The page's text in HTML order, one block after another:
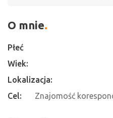
O mnie
Płeć
Wiek:
Lokalizacja:
Cel:
Znajomość